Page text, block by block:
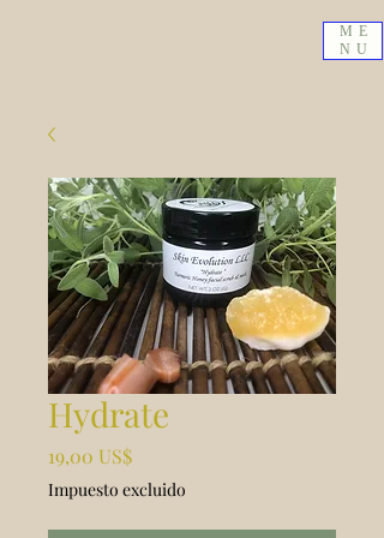
ME
NU
Hydrate
19,00 US$Precio
Impuesto excluido